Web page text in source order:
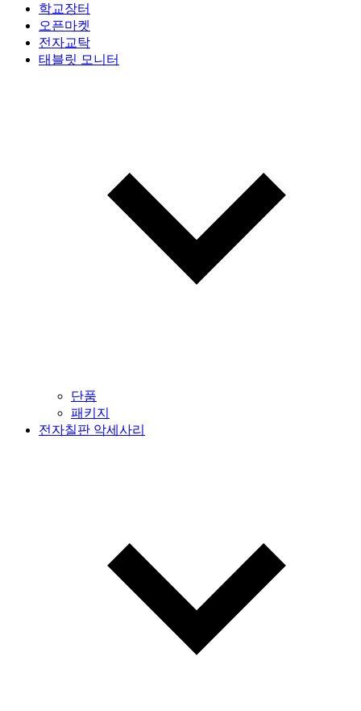
학교장터
오픈마켓
전자교탁
태블릿 모니터
단품
패키지
전자칠판 악세사리